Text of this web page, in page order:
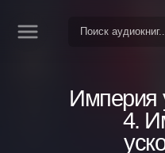
Империя
4.